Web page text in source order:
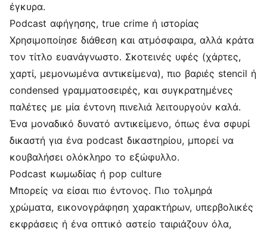
έγκυρα.
Podcast αφήγησης, true crime ή ιστορίας
Χρησιμοποίησε διάθεση και ατμόσφαιρα, αλλά κράτα
τον τίτλο ευανάγνωστο. Σκοτεινές υφές (χάρτες,
χαρτί, μεμονωμένα αντικείμενα), πιο βαριές stencil ή
condensed γραμματοσειρές, και συγκρατημένες
παλέτες με μία έντονη πινελιά λειτουργούν καλά.
Ένα μοναδικό δυνατό αντικείμενο, όπως ένα σφυρί
δικαστή για ένα podcast δικαστηρίου, μπορεί να
κουβαλήσει ολόκληρο το εξώφυλλο.
Podcast κωμωδίας ή pop culture
Μπορείς να είσαι πιο έντονος. Πιο τολμηρά
χρώματα, εικονογράφηση χαρακτήρων, υπερβολικές
εκφράσεις ή ένα οπτικό αστείο ταιριάζουν όλα,